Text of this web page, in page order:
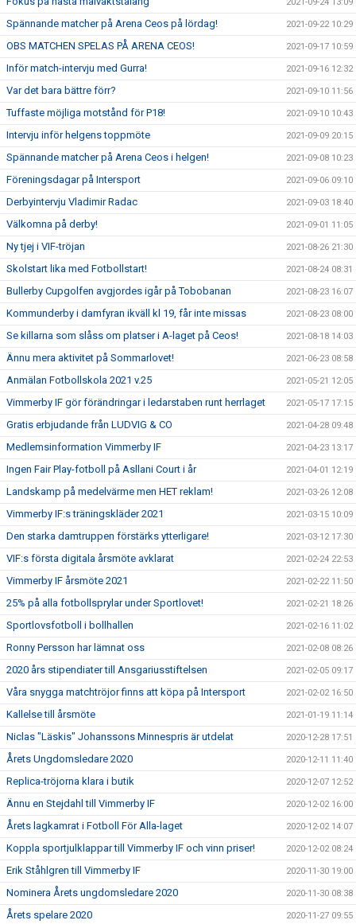
Spännande matcher på Arena Ceos på lördag! 2021-09-22 10:29
OBS MATCHEN SPELAS PÅ ARENA CEOS! 2021-09-17 10:59
Inför match-intervju med Gurra! 2021-09-16 12:32
Var det bara bättre förr? 2021-09-10 11:56
Tuffaste möjliga motstånd för P18! 2021-09-10 10:43
Intervju inför helgens toppmöte 2021-09-09 20:15
Spännande matcher på Arena Ceos i helgen! 2021-09-08 10:23
Föreningsdagar på Intersport 2021-09-06 09:10
Derbyintervju Vladimir Radac 2021-09-03 18:40
Välkomna på derby! 2021-09-01 11:05
Ny tjej i VIF-tröjan 2021-08-26 21:30
Skolstart lika med Fotbollstart! 2021-08-24 08:31
Bullerby Cupgolfen avgjordes igår på Tobobanan 2021-08-23 16:07
Kommunderby i damfyran ikväll kl 19, får inte missas 2021-08-23 08:00
Se killarna som slåss om platser i A-laget på Ceos! 2021-08-18 14:03
Ännu mera aktivitet på Sommarlovet! 2021-06-23 08:58
Anmälan Fotbollskola 2021 v.25 2021-05-21 12:05
Vimmerby IF gör förändringar i ledarstaben runt herrlaget 2021-05-17 17:15
Gratis erbjudande från LUDVIG & CO 2021-04-28 09:48
Medlemsinformation Vimmerby IF 2021-04-23 13:17
Ingen Fair Play-fotboll på Asllani Court i år 2021-04-01 12:19
Landskamp på medelvärme men HET reklam! 2021-03-26 12:08
Vimmerby IF:s träningskläder 2021 2021-03-15 10:09
Den starka damtruppen förstärks ytterligare! 2021-03-12 17:30
VIF:s första digitala årsmöte avklarat 2021-02-24 22:53
Vimmerby IF årsmöte 2021 2021-02-22 11:50
25% på alla fotbollsprylar under Sportlovet! 2021-02-21 18:26
Sportlovsfotboll i bollhallen 2021-02-16 11:02
Ronny Persson har lämnat oss 2021-02-08 08:26
2020 års stipendiater till Ansgariusstiftelsen 2021-02-05 09:17
Våra snygga matchtröjor finns att köpa på Intersport 2021-02-02 16:50
Kallelse till årsmöte 2021-01-19 11:14
Niclas "Läskis" Johanssons Minnespris är utdelat 2020-12-28 17:51
Årets Ungdomsledare 2020 2020-12-11 11:40
Replica-tröjorna klara i butik 2020-12-07 12:52
Ännu en Stejdahl till Vimmerby IF 2020-12-02 16:00
Årets lagkamrat i Fotboll För Alla-laget 2020-12-02 14:07
Koppla sportjulklappar till Vimmerby IF och vinn priser! 2020-12-02 08:24
Erik Ståhlgren till Vimmerby IF 2020-11-30 19:00
Nominera Årets ungdomsledare 2020 2020-11-30 08:38
Årets spelare 2020 2020-11-27 09:55